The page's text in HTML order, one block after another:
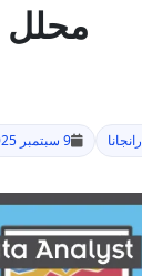
محلل
رانجانا 9 سبتمبر 2025